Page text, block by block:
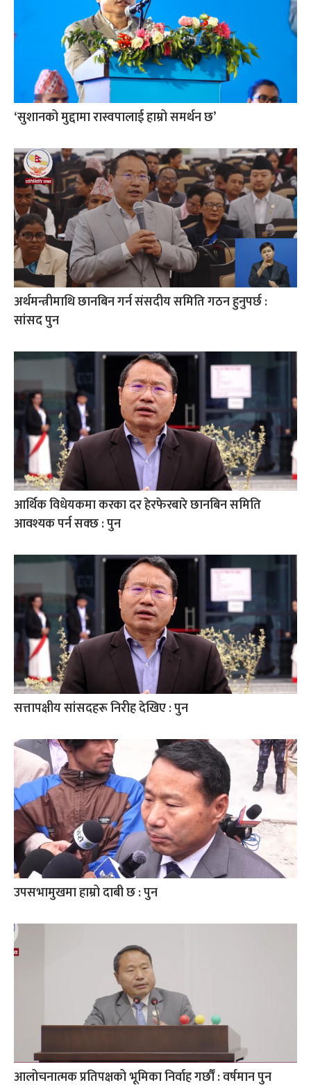
‘सुशानको मुद्दामा रास्वपालाई हाम्रो समर्थन छ’
अर्थमन्त्रीमाथि छानबिन गर्न संसदीय समिति गठन हुनुपर्छ :
सांसद पुन
आर्थिक विधेयकमा करका दर हेरफेरबारे छानबिन समिति
आवश्यक पर्न सक्छ : पुन
सत्तापक्षीय सांसदहरू निरीह देखिए : पुन
उपसभामुखमा हाम्रो दाबी छ : पुन
आलोचनात्मक प्रतिपक्षको भूमिका निर्वाह गर्छौँ : वर्षमान पुन